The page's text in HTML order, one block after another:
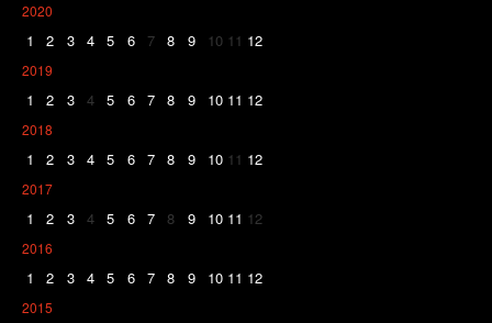
2020
1 2 3 4 5 6 7 8 9 10 11 12
2019
1 2 3 4 5 6 7 8 9 10 11 12
2018
1 2 3 4 5 6 7 8 9 10 11 12
2017
1 2 3 4 5 6 7 8 9 10 11 12
2016
1 2 3 4 5 6 7 8 9 10 11 12
2015